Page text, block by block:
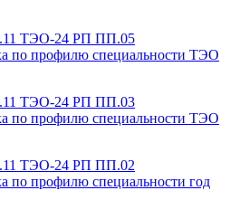
ТЭО-24 РП ПП.05
по профилю специальности ТЭО
ТЭО-24 РП ПП.03
по профилю специальности ТЭО
ТЭО-24 РП ПП.02
по профилю специальности год